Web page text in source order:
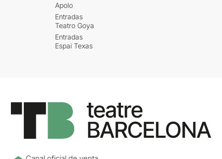
Apolo
Entradas
Teatro Goya
Entradas
Espai Texas